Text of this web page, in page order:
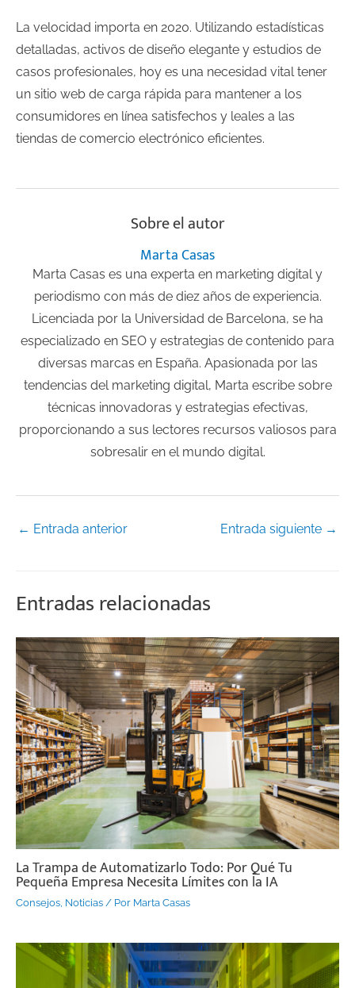
La velocidad importa en 2020. Utilizando estadísticas
detalladas, activos de diseño elegante y estudios de
casos profesionales, hoy es una necesidad vital tener
un sitio web de carga rápida para mantener a los
consumidores en línea satisfechos y leales a las
tiendas de comercio electrónico eficientes.
Sobre el autor
Marta Casas
Marta Casas es una experta en marketing digital y
periodismo con más de diez años de experiencia.
Licenciada por la Universidad de Barcelona, se ha
especializado en SEO y estrategias de contenido para
diversas marcas en España. Apasionada por las
tendencias del marketing digital, Marta escribe sobre
técnicas innovadoras y estrategias efectivas,
proporcionando a sus lectores recursos valiosos para
sobresalir en el mundo digital.
← Entrada anterior Entrada siguiente →
Entradas relacionadas
La Trampa de Automatizarlo Todo: Por Qué Tu
Pequeña Empresa Necesita Límites con la IA
Consejos Noticias / Por Marta Casas